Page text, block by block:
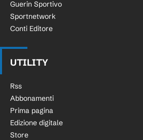
Guerin Sportivo
Sportnetwork
Conti Editore
UTILITY
Rss
Abbonamenti
Prima pagina
Edizione digitale
Store